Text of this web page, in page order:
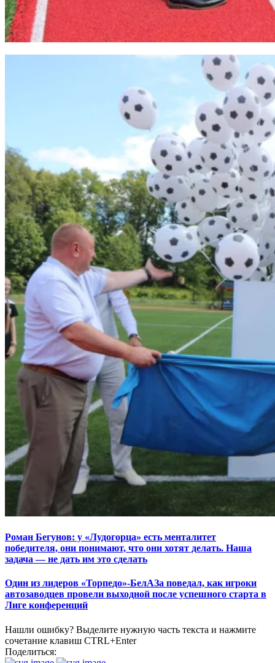
Роман Бегунов: у «Лудогорца» есть менталитет
победителя, они понимают, что они хотят делать. Наша
задача — не дать им это сделать
Один из лидеров «Торпедо»-БелАЗа поведал, как игроки
автозаводцев провели выходной после успешного старта в
Лиге конференций
Нашли ошибку? Выделите нужную часть текста и нажмите
сочетание клавиш CTRL+Enter
Поделиться: